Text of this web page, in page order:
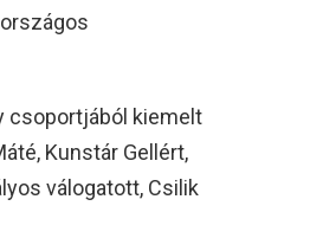
csoportjából kiemelt
Kunstár Gellért,
válogatott, Csilik